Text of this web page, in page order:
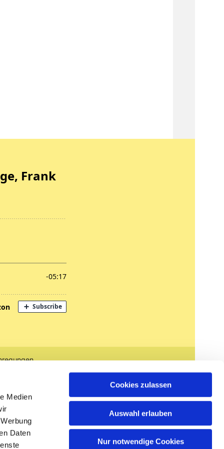
Medien
Daten
Cookies zulassen
Auswahl erlauben
Nur notwendige Cookies